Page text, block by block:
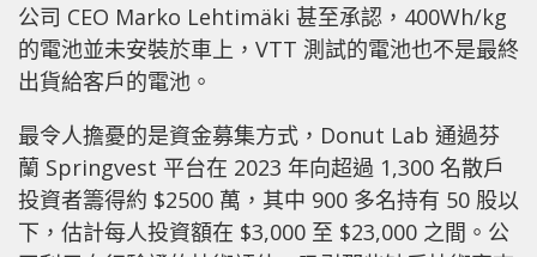
公司 CEO Marko Lehtimäki 甚至承認，400Wh/kg
的電池並未安裝於車上，VTT 測試的電池也不是最終
出貨給客戶的電池。
最令人擔憂的是資金募集方式，Donut Lab 通過芬
蘭 Springvest 平台在 2023 年向超過 1,300 名散戶
投資者籌得約 $2500 萬，其中 900 多名持有 50 股以
下，估計每人投資額在 $3,000 至 $23,000 之間。公